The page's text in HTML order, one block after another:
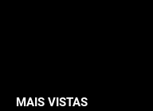
MAIS VISTAS